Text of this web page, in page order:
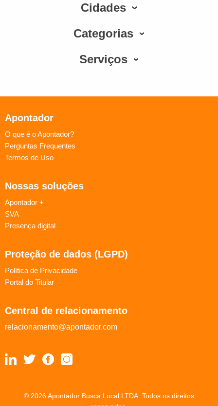
Cidades
Categorias
Serviços
Apontador
O que é o Apontador?
Perguntas Frequentes
Termos de Uso
Nossas soluções
Apontador +
SVA
Presença digital
Proteção de dados (LGPD)
Política de Privacidade
Portal do Titular
Central de relacionamento
relacionamento@apontador.com
© 2026 Apontador Busca Local LTDA. Todos os direitos